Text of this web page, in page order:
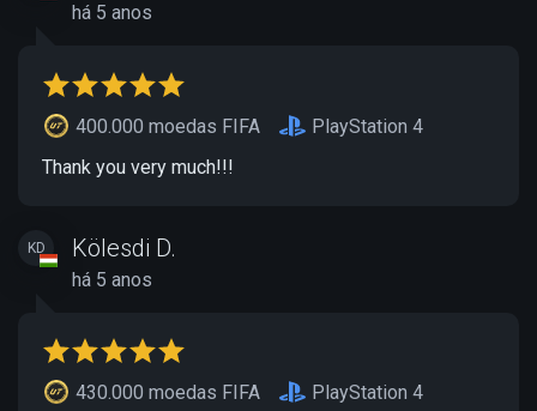
há 5 anos
400.000 moedas FIFA
PlayStation 4
Thank you very much!!!
KD Kölesdi D.
há 5 anos
430.000 moedas FIFA PlayStation 4